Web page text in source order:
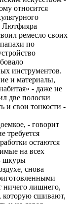
относится
Лютфияра
ремесло своих
по
инструментов.
и материалы,
- даже не
две полоски
и свои тонкости -
- говорит
требуется
остаются
на всех
шкуры
снова
ничего лишнего,
которую сшивают,